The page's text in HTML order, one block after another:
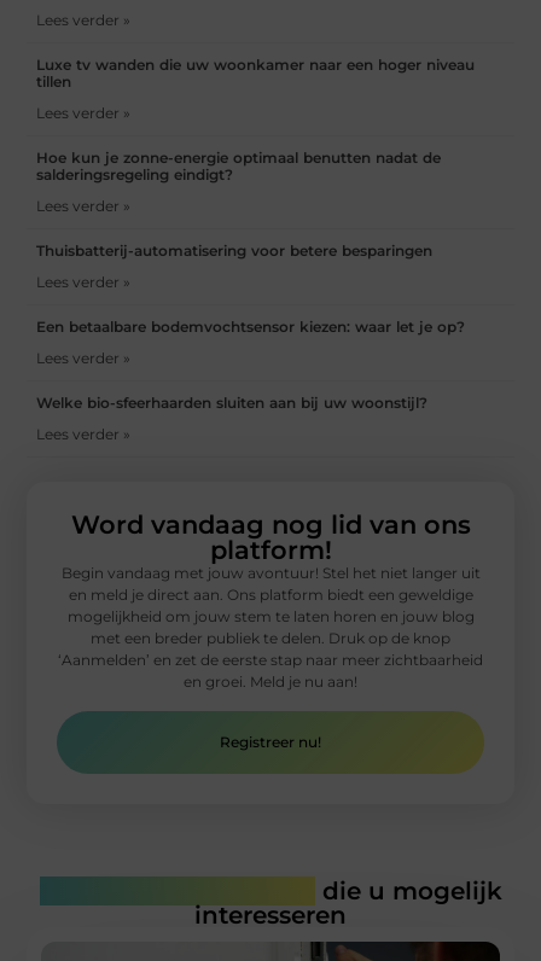
Lees verder »
Luxe tv wanden die uw woonkamer naar een hoger niveau
tillen
Lees verder »
Hoe kun je zonne-energie optimaal benutten nadat de
salderingsregeling eindigt?
Lees verder »
Thuisbatterij-automatisering voor betere besparingen
Lees verder »
Een betaalbare bodemvochtsensor kiezen: waar let je op?
Lees verder »
Welke bio-sfeerhaarden sluiten aan bij uw woonstijl?
Lees verder »
Word vandaag nog lid van ons
platform!
Begin vandaag met jouw avontuur! Stel het niet langer uit
en meld je direct aan. Ons platform biedt een geweldige
mogelijkheid om jouw stem te laten horen en jouw blog
met een breder publiek te delen. Druk op de knop
‘Aanmelden’ en zet de eerste stap naar meer zichtbaarheid
en groei. Meld je nu aan!
Registreer nu!
die u mogelijk
interesseren